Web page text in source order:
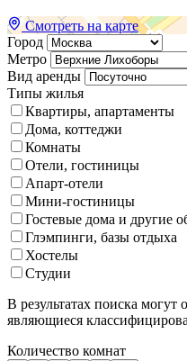
Смотреть на карте
Город
Метро
Вид аренды
Типы жилья
Квартиры, апартаменты
Дома, коттеджи
Комнаты
Отели, гостиницы
Апарт-отели
Мини-гостиницы
Гостевые дома и другие
Глэмпинги, базы отдыха
Хостелы
Студии
В результатах поиска могут
являющиеся
Количество комнат